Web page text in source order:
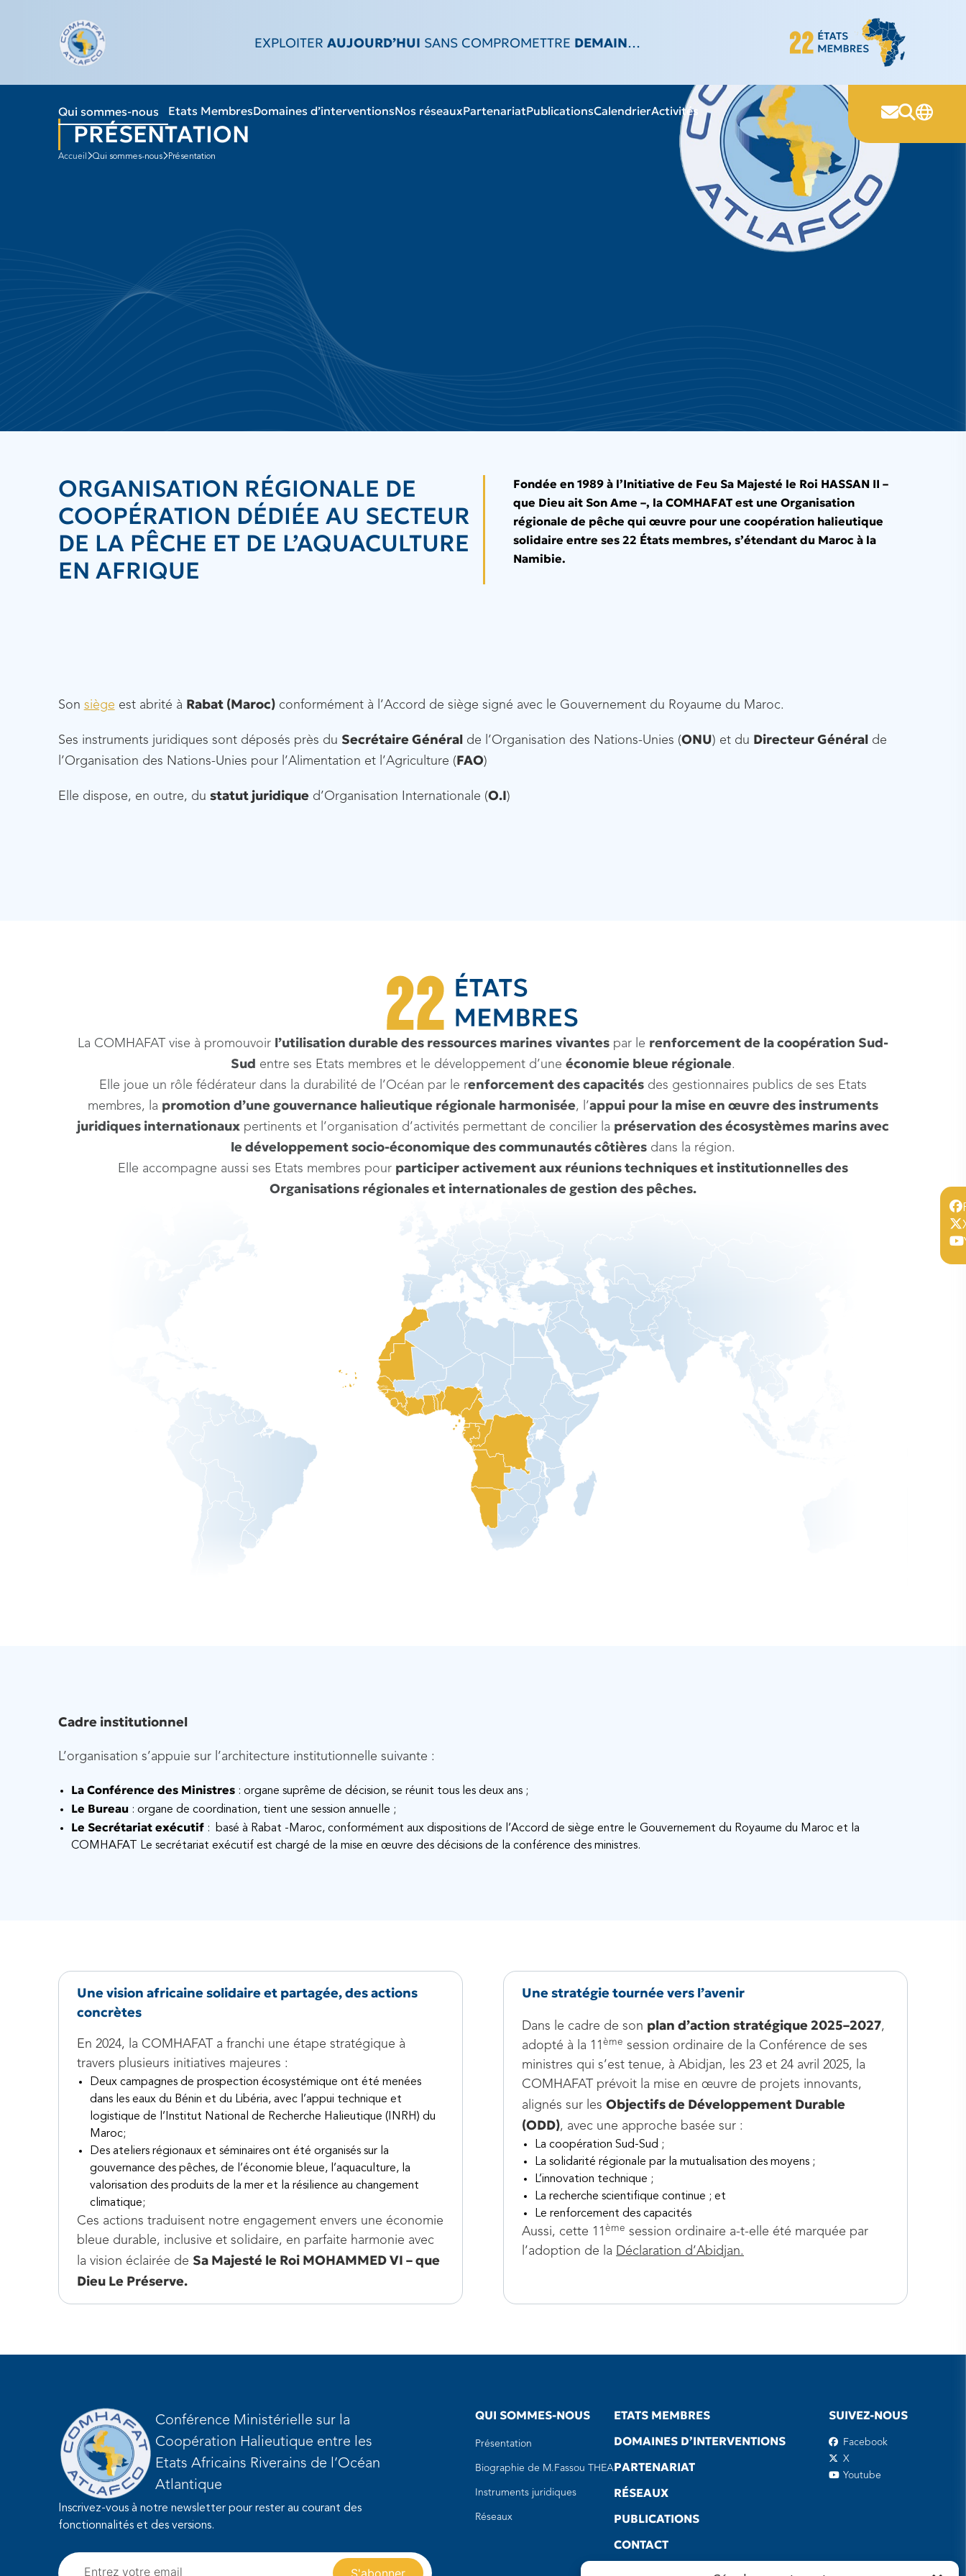
EXPLOITER AUJOURD’HUI SANS COMPROMETTRE DEMAIN…
Qui sommes-nous Etats MembresDomaines d’interventionsNos réseauxPartenariatPublicationsCalendrierActivités
PRÉSENTATION
accueil Qui sommes-nous Présentation
ORGANISATION RÉGIONALE DE
COOPÉRATION DÉDIÉE AU SECTEUR
DE LA PÊCHE ET DE L’AQUACULTURE
EN AFRIQUE
Fondée en 1989 à l’Initiative de Feu Sa Majesté le Roi HASSAN II –
que Dieu ait Son Ame –, la COMHAFAT est une Organisation
régionale de pêche qui œuvre pour une coopération halieutique
solidaire entre ses 22 États membres, s’étendant du Maroc à la
Namibie.
Son siège est abrité à Rabat (Maroc)conformément à l’Accord de siège signé avec le Gouvernement du Royaume du Maroc.
Ses instruments juridiques sont déposés près du Secrétaire Général de l’Organisation des Nations-Unies (ONU) et du Directeur Général de
l’Organisation des Nations-Unies pour l’Alimentation et l’Agriculture (FAO)
Elle dispose, en outre, du statut juridiqued’Organisation Internationale (O.I)
La COMHAFAT vise à promouvoir l’utilisation durable des ressources marines vivantes par le renforcement de la coopération Sud-
Sud entre ses Etats membres et le développement d’une économie bleue régionale.
Elle joue un rôle fédérateur dans la durabilité de l’Océan par le renforcement des capacités des gestionnaires publics de ses Etats
membres, la promotion d’une gouvernance halieutique régionale harmonisée, l’appui pour la mise en œuvre des instruments
juridiques internationaux pertinents et l’organisation d’activités permettant de concilier la préservation des écosystèmes marins avec
le développement socio-économique des communautés côtières dans la région.
Elle accompagne aussi ses Etats membres pour participer activement aux réunions techniques et institutionnelles des
Organisations régionales et internationales de gestion des pêches.
Cadre institutionnel
L’organisation s’appuie sur l’architecture institutionnelle suivante :
La Conférence des Ministres: organe suprême de décision, se réunit tous les deux ans ;
Le Bureau: organe de coordination, tient une session annuelle ;
Le Secrétariat exécutif: basé à Rabat -Maroc, conformément aux dispositions de l’Accord de siège entre le Gouvernement du Royaume du Maroc et la
COMHAFAT Le secrétariat exécutif est chargé de la mise en œuvre des décisions de la conférence des ministres.
Une vision africaine solidaire et partagée, des actions
concrètes
En 2024, la COMHAFAT a franchi une étape stratégique à
travers plusieurs initiatives majeures :
Deux campagnes de prospection écosystémique ont été menées
dans les eaux du Bénin et du Libéria, avec l’appui technique et
logistique de l’Institut National de Recherche Halieutique (INRH) du
Maroc;
Des ateliers régionaux et séminaires ont été organisés sur la
gouvernance des pêches, de l’économie bleue, l’aquaculture, la
valorisation des produits de la mer et la résilience au changement
climatique;
Ces actions traduisent notre engagement envers une économie
bleue durable, inclusive et solidaire, en parfaite harmonie avec
la vision éclairée de Sa Majesté le Roi MOHAMMED VI – que
Dieu Le Préserve.
Une stratégie tournée vers l’avenir
Dans le cadre de son plan d’action stratégique 2025–2027,
adopté à la 11 ème session ordinaire de la Conférence de ses
ministres qui s’est tenue, à Abidjan, les 23 et 24 avril 2025, la
COMHAFAT prévoit la mise en œuvre de projets innovants,
alignés sur les Objectifs de Développement Durable
(ODD), avec une approche basée sur :
La coopération Sud-Sud ;
La solidarité régionale par la mutualisation des moyens ;
L’innovation technique ;
La recherche scientifique continue ; et
Le renforcement des capacités
Aussi, cette 11 ème session ordinaire a-t-elle été marquée par
l’adoption de la Déclaration d’Abidjan.
Conférence Ministérielle sur la
Coopération Halieutique entre les
Etats Africains Riverains de l’Océan
Atlantique
Inscrivez-vous à notre newsletter pour rester au courant des
fonctionnalités et des versions.
QUI SOMMES-NOUS
Présentation
Biographie de M.Fassou THEA
Instruments juridiques
Réseaux
ETATS MEMBRES
DOMAINES D’INTERVENTIONS
PARTENARIAT
RÉSEAUX
PUBLICATIONS
CONTACT
SUIVEZ-NOUS
Facebook
X
Youtube